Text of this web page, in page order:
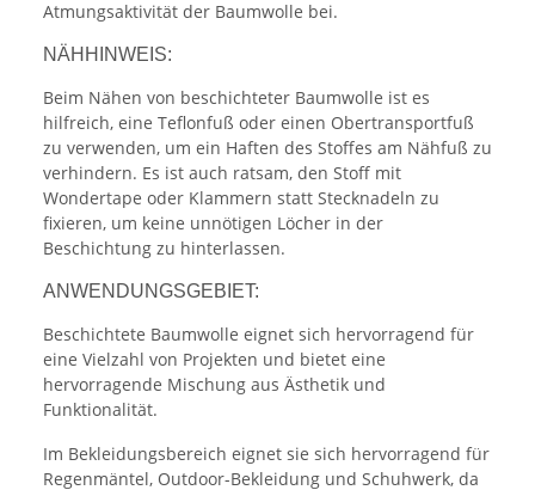
Atmungsaktivität der Baumwolle bei.
NÄHHINWEIS:
Beim Nähen von beschichteter Baumwolle ist es
hilfreich, eine Teflonfuß oder einen Obertransportfuß
zu verwenden, um ein Haften des Stoffes am Nähfuß zu
verhindern. Es ist auch ratsam, den Stoff mit
Wondertape oder Klammern statt Stecknadeln zu
fixieren, um keine unnötigen Löcher in der
Beschichtung zu hinterlassen.
ANWENDUNGSGEBIET:
Beschichtete Baumwolle eignet sich hervorragend für
eine Vielzahl von Projekten und bietet eine
hervorragende Mischung aus Ästhetik und
Funktionalität.
Im Bekleidungsbereich eignet sie sich hervorragend für
Regenmäntel, Outdoor-Bekleidung und Schuhwerk, da